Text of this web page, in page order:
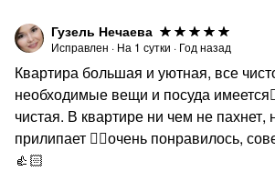
Гузель Нечаева
Исправлен · На 1 сутки · Год назад
Квартира большая и уютная, все
необходимые вещи и посуда
чистая. В квартире ни чем не пахнет,
прилипает 👍🏻очень понравилось,
👍🏻